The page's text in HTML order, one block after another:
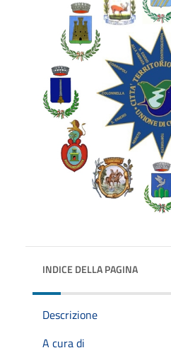
INDICE DELLA PAGINA
Descrizione
A cura di